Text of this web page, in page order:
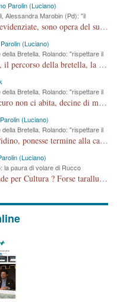
Parolin (Luciano)
Alessandra Marobin (Pd): "il
Consigliera Marobin, tutte le cose da Lei evidenziate, sono opera del suo ex Assessore e compagno di Partito Antonio Marco Dalla Pozza Assessore alla "progettazione" di piste ciclabili e altre porcherie. A lui manderei il conto da saldare per incidenti e danni alle persone. E' ora che "finiamola." Avete perso rassegnatevi. qui IL SINDACO RUCCO NON C'ENTRA PER NIENTE. CAPITO!!!!!!!! Amen.
(Luciano)
Bretella. Rolando: "rispettare il
Caro fratuck, conosco molto bene la zona, il percorso della bretella, la situazione dei cittadini, abito in Viale Trento. A partire dal 2003 ho partecipato al Comitato di Maddalene pro bretella, e a riunioni propositive per apportare modifiche al progetto. Numerose mie foto del territorio sono arrivate a Roma, altri miei interventi (non graditi dalla Sx) sono stati pubblicati dal GdV, assieme ad altri come Ciro Asproso, ora favorevole alla bretella. Ho partecipato alla raccolta firme per la chiusura della strada x 5 giorni eseguita dal Sindaco Hullwech per sforamento 180 Micro/g. Pertanto come impegno per la tematica sono apposto con la coscienza. Ora il Progetto è partito, fine! Voglio dire che la nuova Giunta "comunale" non c'entra più. L'opera sarà "malauguratamente" eseguita, ma non con il mio placet. Il Consigliere Comunale dovrebbe capire che la campagna elettorale è finita, con buona pace di tutti. Quello che invece dovrebbe interessare è la proprietà della strada, dall'uscita autostradale Ovest, sino alla Rotatoria dell'Albara, vi sono tre possessori: Autostrade SpA; La Provincia, il Comune. Come la mettiamo per il futuro ? I costi, da 50 sono saliti a 100 milioni di € come dire 20 milioni a KM (!) da non credere. Comunque si farà. Ma nessuno canti Vittoria, anzi meglio non farne un ulteriore fatto "partitico" per questioni elettorali o di seggio. Se mi manda la sua mail, sono disponibile ad inviare i documenti e le foto sopra descritte. Con ossequi, Luciano Parolin
Bretella. Rolando: "rispettare il
Non sarà utile a lei dott. Parolin che di sicuro non ci abita, decine di migliaia di TIR, automobili e padroncini che passano quotidianamente per una strada appena rotabile, non è più possibile stendere i panni, attraversare la strada senza rischiare la morte, le case stanno crepando, i tempi sono cambiati e la bretella non passerà assolutamente per maddalene (ma cosa sta a dire?!), dia invece responsabilità a chi ha costruito tagliando la strada che doveva invece terminare a isola vicentina e non al moracchino lasciando Motta di Costabissara ancora in panne di traffico. I tempi sono cambiati dottore e se l'anagrafe della vita stagna nell'essere umano impressioni conservatrici, la società non le considera perchè va avanti, si industrializza e ha bisogno di infrastrutture e di sviluppo. Ultima considerazione, se è geloso di Rolando perchè vede in lui solo campagne politiche mentre si difendono i SOLI diritti dei cittadini, la preghiamo faccia considerazioni più appropriate. Saluti e complimenti per i suoi scritti.
(Luciano)
Bretella. Rolando: "rispettare il
Sarebbe ora che il consigliere comunale Pidino, ponesse termine alla campagna elettorale nel territorio del suo seggio Villaggio del Sole. La tiraca è iniziata, distruggerà 6 km di prateria ovest della città, ricca di fonti e sorgenti d'acqua. I cittadini di Maddalene non avranno più Pace la notte. Molta colpa per la costruzione di questa Strada è proprio del signor Rolando,dei suoi gazebo mobili e che vuol far passare questa opera VANDALICA come progetto "utile" a chi ? Non è cosa seria sig. Rolando!
(Luciano)
la paura di volare di Rucco
Vorrei sapere dal C.C. Rolando cosa intende per Cultura ? Forse tarallucci, vino e sagre, o spaghetti tricolori del PD ? Il continuo (s)parlare della mostra a Palazzo Chiericati caro consigliere DANNEGGIA FORTEMENTE l'immagine della città TUTTA e fa deviare i consensi che in RUSSIA (badi bene ex U.R.S.S.) sono ECCELLENTI. A livello artistico l'evento è di alta Valenza culturale, COMPITO di Tutta la Cittadinanza fare il possibile per propagandare l'iniziativa senza farne UN CASO PARTITICO come fa Lei da sempre. Meno Gazebo + Partecipazione! E così sia. Amen.